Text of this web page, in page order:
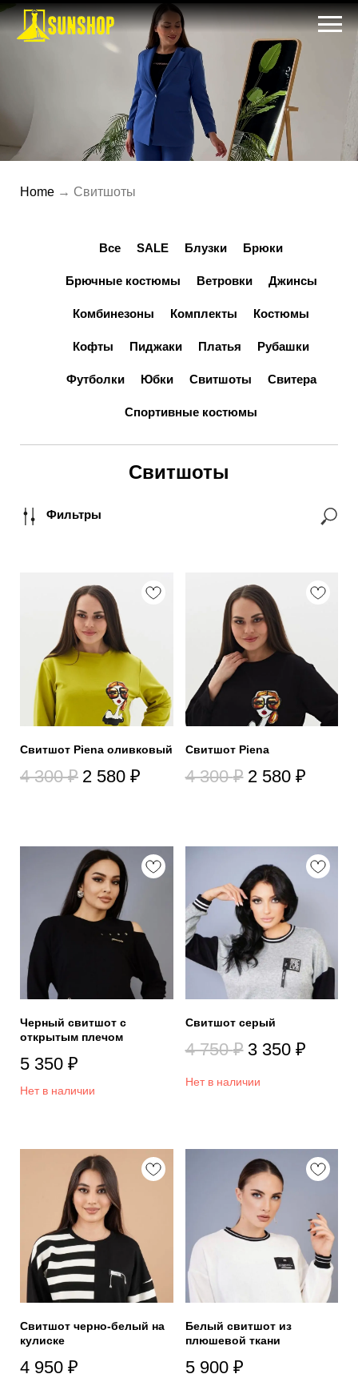
Фильтры
Home → Свитшоты
Все SALE Блузки Брюки
Брючные костюмы Ветровки Джинсы
Комбинезоны Комплекты Костюмы
Кофты Пиджаки Платья Рубашки
Футболки Юбки Свитшоты Свитера
Спортивные костюмы
Свитшоты
Свитшот Piena оливковый
4 300₽ 2 580 ₽
Свитшот Piena
4 300₽ 2 580 ₽
Черный свитшот с
открытым плечом
5 350 ₽
Нет в наличии
Свитшот серый
4 750₽ 3 350 ₽
Нет в наличии
Свитшот черно-белый на
кулиске
4 950 ₽
Белый свитшот из
плюшевой ткани
5 900 ₽